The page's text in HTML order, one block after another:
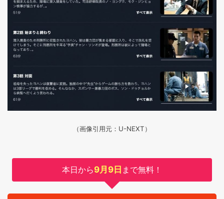
（画像引用元：U-NEXT）
本日から9月9日 まで無料！